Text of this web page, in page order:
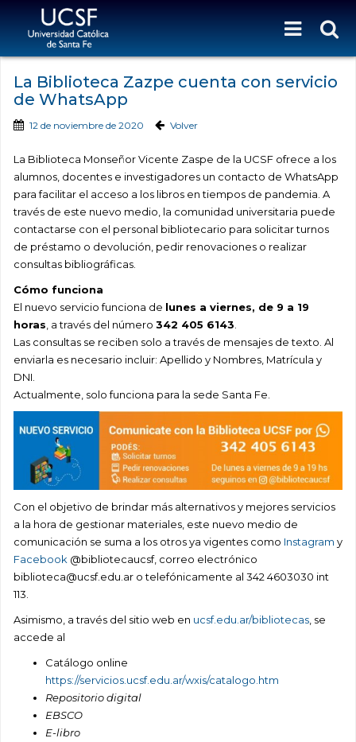
La Biblioteca Zazpe cuenta con servicio
de WhatsApp
12 de noviembre de 2020 Volver
La Biblioteca Monseñor Vicente Zaspe de la UCSF ofrece a los
alumnos, docentes e investigadores un contacto de WhatsApp
para facilitar el acceso a los libros en tiempos de pandemia. A
través de este nuevo medio, la comunidad universitaria puede
contactarse con el personal bibliotecario para solicitar turnos
de préstamo o devolución, pedir renovaciones o realizar
consultas bibliográficas.
Cómo funciona
El nuevo servicio funciona de lunes a viernes, de 9 a 19
horas , a través del número 342 405 6143
Las consultas se reciben solo a través de mensajes de texto. Al
enviarla es necesario incluir: Apellido y Nombres, Matrícula y
DNI.
Actualmente, solo funciona para la sede Santa Fe.
Con el objetivo de brindar más alternativos y mejores servicios
a la hora de gestionar materiales, este nuevo medio de
comunicación se suma a los otros ya vigentes como Instagram y
Facebook @bibliotecaucsf, correo electrónico
biblioteca@ucsf.edu.ar o telefónicamente al 342 4603030 int
113.
Asimismo, a través del sitio web en ucsf.edu.ar/bibliotecas , se
accede al
Catálogo online
https://servicios.ucsf.edu.ar/wxis/catalogo.htm
Repositorio digital
EBSCO
E-libro